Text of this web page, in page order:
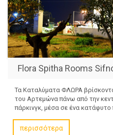
Flora Spitha Rooms
Τα Καταλύματα ΦΛΩΡΑ
του Αρτεμώνα πάνω από την
πάρκινγκ, μέσα σε ένα κατάφυτο
περισσότερα